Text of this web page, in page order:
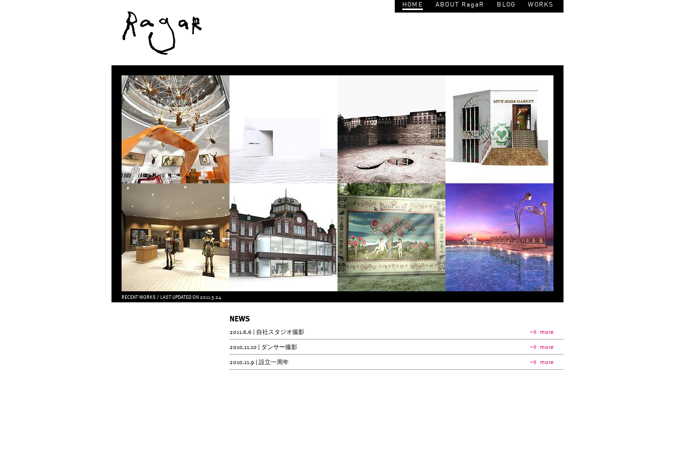
HOME ABOUT RagaR BLOG WORKS
RECENT WORKS / LAST UPDATED ON 2011.5.24
NEWS
2011.6.6 | 自社スタジオ撮影
more
2010.11.10 | ダンサー撮影
more
2010.11.9 | 設立一周年
more